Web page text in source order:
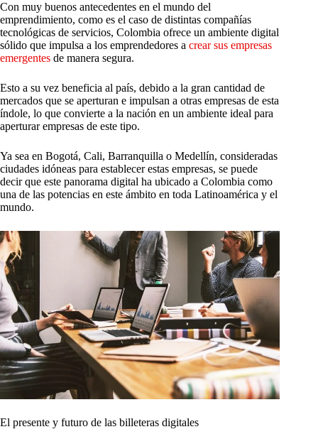
Con muy buenos antecedentes en el mundo del
emprendimiento, como es el caso de distintas compañías
tecnológicas de servicios, Colombia ofrece un ambiente digital
sólido que impulsa a los emprendedores a crear sus empresas
emergentes de manera segura.
Esto a su vez beneficia al país, debido a la gran cantidad de
mercados que se aperturan e impulsan a otras empresas de esta
índole, lo que convierte a la nación en un ambiente ideal para
aperturar empresas de este tipo.
Ya sea en Bogotá, Cali, Barranquilla o Medellín, consideradas
ciudades idóneas para establecer estas empresas, se puede
decir que este panorama digital ha ubicado a Colombia como
una de las potencias en este ámbito en toda Latinoamérica y el
mundo.
El presente y futuro de las billeteras digitales